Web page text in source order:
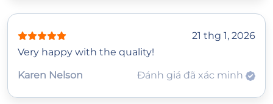
21 thg 1, 2026
Very happy with the quality!
Karen Nelson
Đánh giá đã xác minh